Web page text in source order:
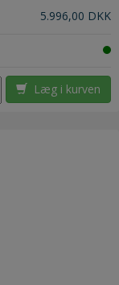
5.996,00 DKK
Læg i kurven